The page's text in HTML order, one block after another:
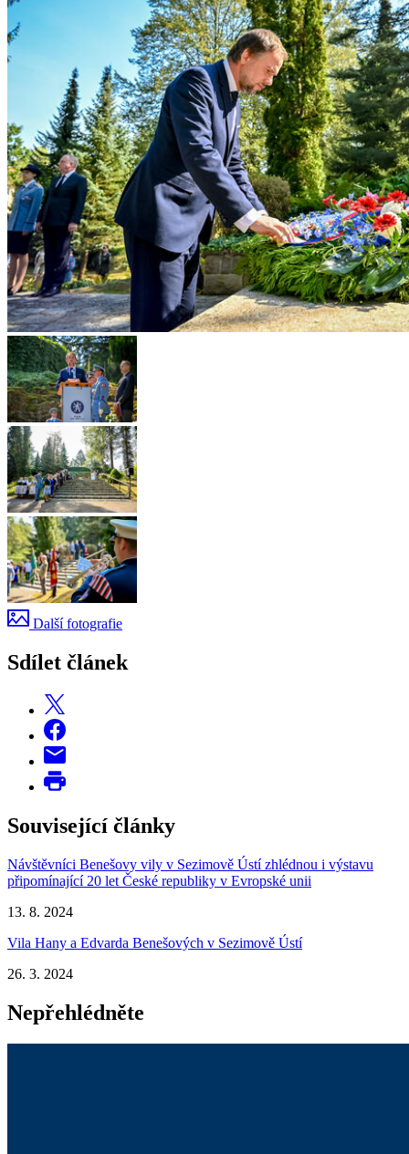
Další fotografie
Sdílet článek
Související články
Návštěvníci Benešovy vily v Sezimově Ústí zhlédnou i výstavu
připomínající 20 let České republiky v Evropské unii
13. 8. 2024
Vila Hany a Edvarda Benešových v Sezimově Ústí
26. 3. 2024
Nepřehlédněte